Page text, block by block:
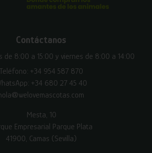
Contáctanos
de 8:00 a 15:00 y viernes de 8:00 a 14:00
Teléfono: +34 954 587 870
+34 680 27 45 40
Mesta, 10
Empresarial Parque Plata
41900, Camas (Sevilla)